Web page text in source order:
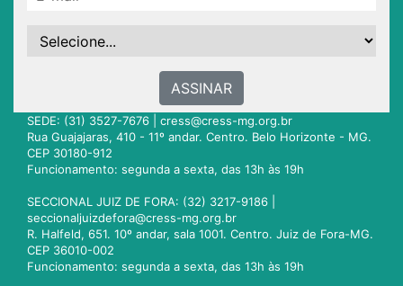
ASSINAR
SEDE: (31) 3527-7676 | cress@cress-mg.org.br
Rua Guajajaras, 410 - 11º andar. Centro. Belo Horizonte - MG.
CEP 30180-912
Funcionamento: segunda a sexta, das 13h às 19h
SECCIONAL JUIZ DE FORA: (32) 3217-9186 |
seccionaljuizdefora@cress-mg.org.br
R. Halfeld, 651. 10º andar, sala 1001. Centro. Juiz de Fora-MG.
CEP 36010-002
Funcionamento: segunda a sexta, das 13h às 19h